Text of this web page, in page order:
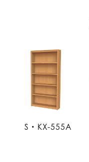
S・KX-555A